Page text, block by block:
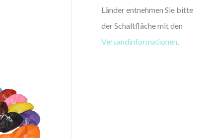
Länder entnehmen Sie bitte
der Schaltfläche mit den
Versandinformationen